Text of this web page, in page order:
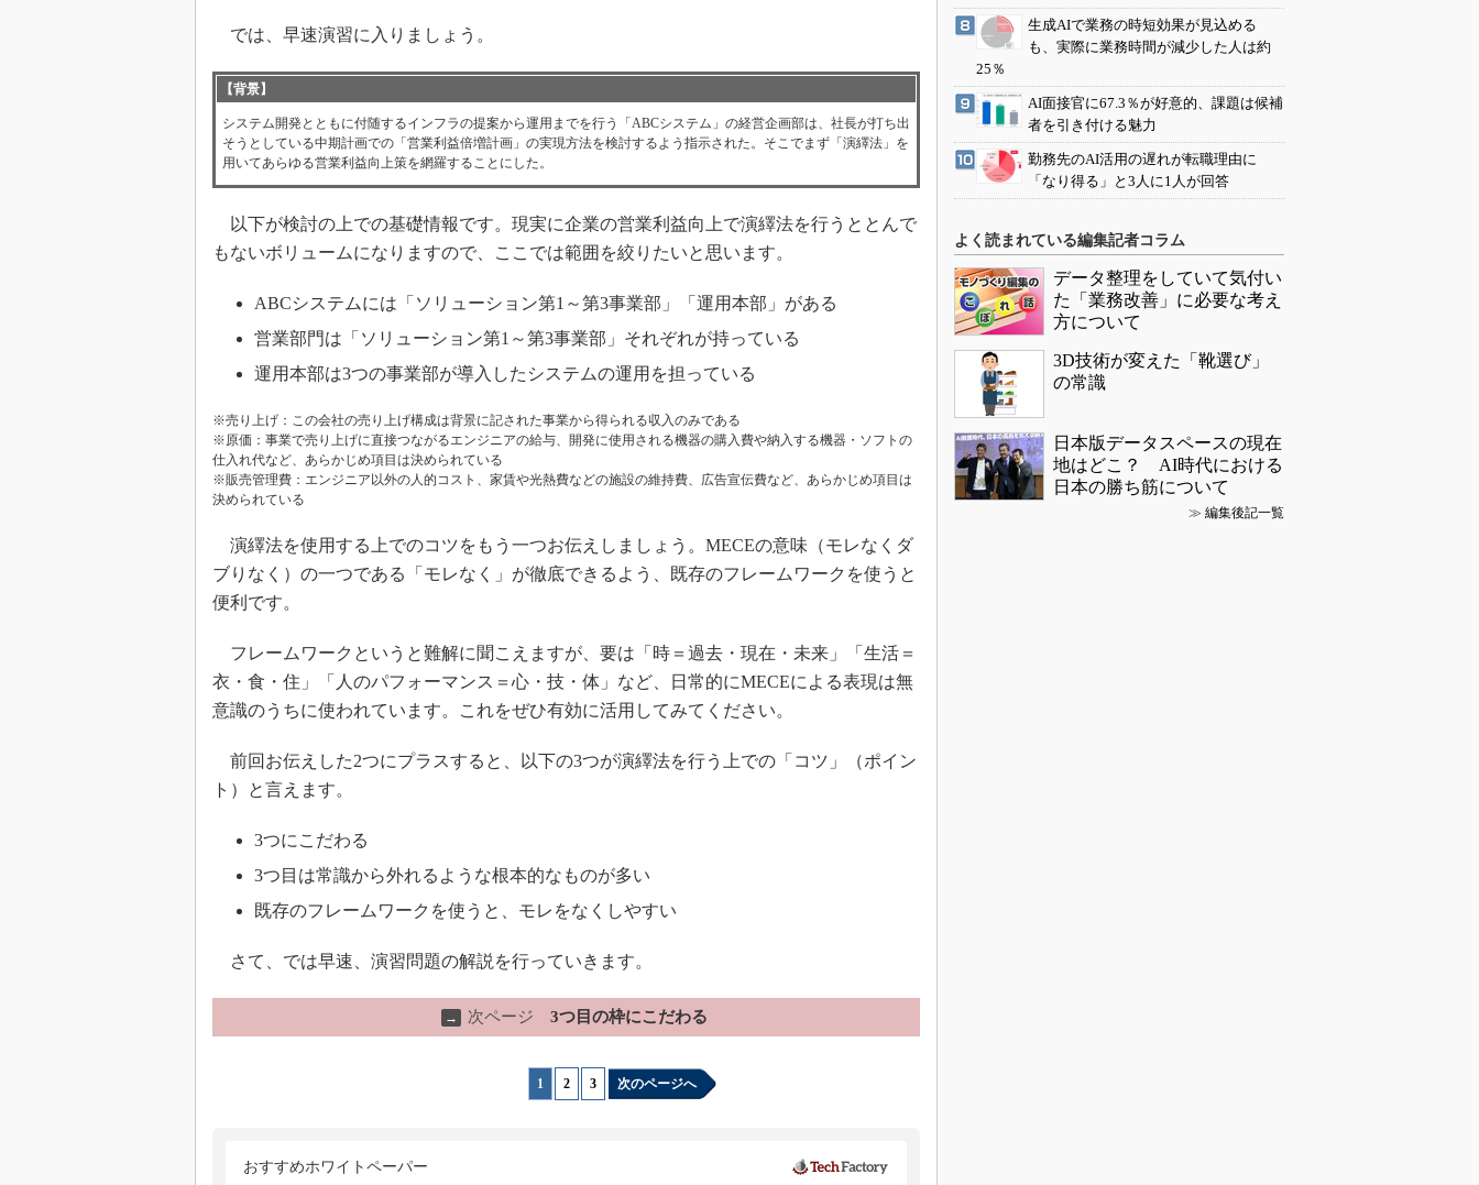
新型コロナへの対応
では、早速演習に入りましょう。
【背景】
システム開発とともに付随するインフラの提案から運用までを行う「ABCシステム」の経営企画部は、社長が打ち出
そうとしている中期計画での「営業利益倍増計画」の実現方法を検討するよう指示された。そこでまず「演繹法」を
用いてあらゆる営業利益向上策を網羅することにした。
以下が検討の上での基礎情報です。現実に企業の営業利益向上で演繹法を行うととんで
もないボリュームになりますので、ここでは範囲を絞りたいと思います。
ABCシステムには「ソリューション第1～第3事業部」「運用本部」がある
営業部門は「ソリューション第1～第3事業部」それぞれが持っている
運用本部は3つの事業部が導入したシステムの運用を担っている
※売り上げ：この会社の売り上げ構成は背景に記された事業から得られる収入のみである
※原価：事業で売り上げに直接つながるエンジニアの給与、開発に使用される機器の購入費や納入する機器・ソフトの
仕入れ代など、あらかじめ項目は決められている
※販売管理費：エンジニア以外の人的コスト、家賃や光熱費などの施設の維持費、広告宣伝費など、あらかじめ項目は
決められている
演繹法を使用する上でのコツをもう一つお伝えしましょう。MECEの意味（モレなくダ
ブりなく）の一つである「モレなく」が徹底できるよう、既存のフレームワークを使うと
便利です。
フレームワークというと難解に聞こえますが、要は「時＝過去・現在・未来」「生活＝
衣・食・住」「人のパフォーマンス＝心・技・体」など、日常的にMECEによる表現は無
意識のうちに使われています。これをぜひ有効に活用してみてください。
前回お伝えした2つにプラスすると、以下の3つが演繹法を行う上での「コツ」（ポイン
ト）と言えます。
3つにこだわる
3つ目は常識から外れるような根本的なものが多い
既存のフレームワークを使うと、モレをなくしやすい
さて、では早速、演習問題の解説を行っていきます。
→ 次ページ 3つ目の枠にこだわる
1 2 3 次のページへ
おすすめホワイトペーパー
生成AIで業務の時短効果が見込める
も、実際に業務時間が減少した人は約
25％
AI面接官に67.3％が好意的、課題は候補
者を引き付ける魅力
勤務先のAI活用の遅れが転職理由に
「なり得る」と3人に1人が回答
よく読まれている編集記者コラム
データ整理をしていて気付い
た「業務改善」に必要な考え
方について
3D技術が変えた「靴選び」
の常識
日本版データスペースの現在
地はどこ？ AI時代における
日本の勝ち筋について
≫ 編集後記一覧